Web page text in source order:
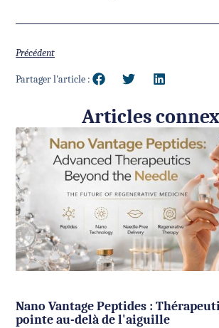
Précédent
Partager l'article :
Articles
Nano Vantage Peptides :
pointe au-delà de l'aiguille